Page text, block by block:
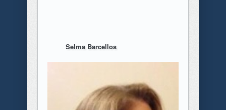
Selma Barcellos